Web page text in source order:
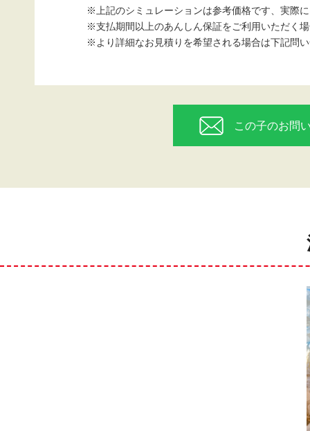
※上記のシミュレーションは参考価格です、実際
※支払期間以上のあんしん保証をご利用いただく
※より詳細なお見積りを希望される場合は下記問
この子のお問